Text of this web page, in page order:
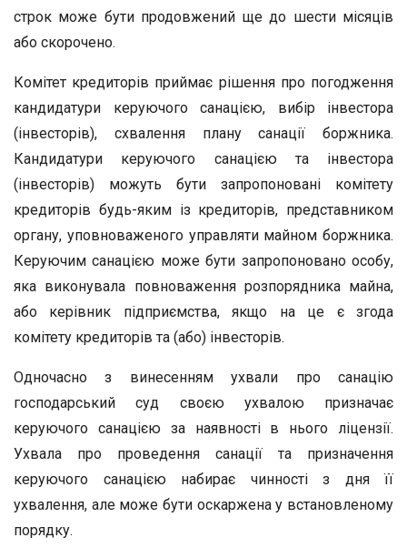
строк може бути продовжений ще до шести місяців
або скорочено.
Комітет кредиторів приймає рішення про погодження
кандидатури керуючого санацією, вибір інвестора
(інвесторів), схвалення плану санації боржника.
Кандидатури керуючого санацією та інвестора
(інвесторів) можуть бути запропоновані комітету
кредиторів будь-яким із кредиторів, представником
органу, уповноваженого управляти майном боржника.
Керуючим санацією може бути запропоновано особу,
яка виконувала повноваження розпорядника майна,
або керівник підприємства, якщо на це є згода
комітету кредиторів та (або) інвесторів.
Одночасно з винесенням ухвали про санацію
господарський суд своєю ухвалою призначає
керуючого санацією за наявності в нього ліцензії.
Ухвала про проведення санації та призначення
керуючого санацією набирає чинності з дня її
ухвалення, але може бути оскаржена у встановленому
порядку.